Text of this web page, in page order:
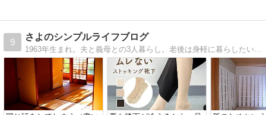
9
さよのシンプルライフブログ